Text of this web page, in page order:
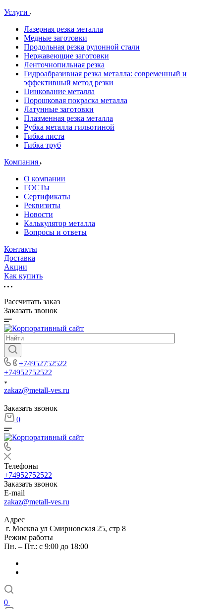
Услуги
Лазерная резка металла
Медные заготовки
Продольная резка рулонной стали
Нержавеющие заготовки
Ленточнопильная резка
Гидроабразивная резка металла: современный и
эффективный метод резки
Цинкование металла
Порошковая покраска металла
Латунные заготовки
Плазменная резка металла
Рубка металла гильотиной
Гибка листа
Гибка труб
Компания
О компании
ГОСТы
Сертификаты
Реквизиты
Новости
Калькулятор металла
Вопросы и ответы
Контакты
Доставка
Акции
Как купить
Рассчитать заказ
Заказать звонок
+74952752522
+74952752522
zakaz@metall-ves.ru
Заказать звонок
0
Телефоны
+74952752522
Заказать звонок
E-mail
zakaz@metall-ves.ru
Адрес
г. Москва ул Смирновская 25, стр 8
Режим работы
Пн. – Пт.: с 9:00 до 18:00
0